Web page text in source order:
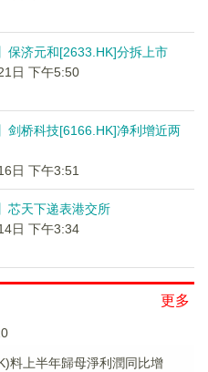
保济元和[2633.HK]分拆上市
日 下午5:50
剑桥科技[6166.HK]净利增近两
日 下午3:51
芯天下递表港交所
日 下午3:34
更多
料上半年歸母淨利潤同比增